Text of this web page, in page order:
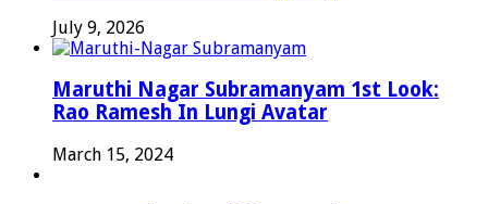
July 9, 2026
Maruthi Nagar Subramanyam 1st Look:
Rao Ramesh In Lungi Avatar
March 15, 2024